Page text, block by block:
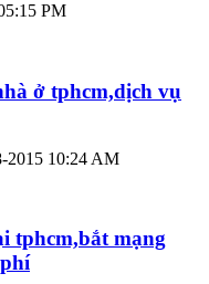
PM
ở tphcm,dịch vụ
2015 10:24 AM
tphcm,bắt mạng